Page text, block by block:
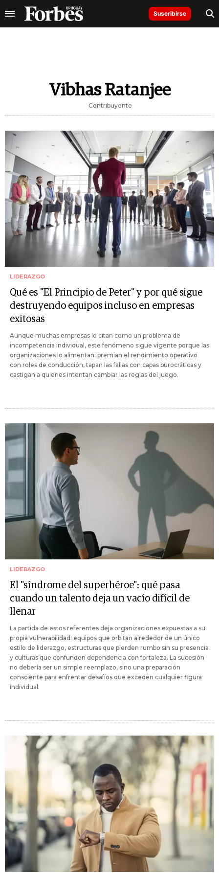
Suscribirse
Vibhas Ratanjee
Contribuyente
LIDERAZGO
Qué es "El Principio de Peter" y por qué sigue
destruyendo equipos incluso en empresas
exitosas
Aunque muchas empresas lo citan como un problema de
incompetencia individual, este fenómeno sigue vigente porque las
organizaciones lo alimentan: premian el rendimiento operativo
con roles de conducción, tapan las fallas con capas burocráticas y
castigan a quienes intentan cambiar las reglas del juego.
LIDERAZGO
El "síndrome del superhéroe": qué pasa
cuando un talento deja un vacío difícil de
llenar
La partida de estos referentes deja organizaciones expuestas a su
propia vulnerabilidad: equipos que orbitan alrededor de un único
estilo de liderazgo, estructuras que pierden rumbo sin su presencia
y culturas que confunden dependencia con fortaleza. La sucesión
no debería ser un simple reemplazo, sino una preparación
consciente para enfrentar desafíos que exceden cualquier figura
individual.